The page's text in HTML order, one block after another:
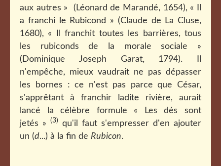
aux autres » (Léonard de Marandé, 1654), « Il
a franchi le Rubicond » (Claude de La Cluse,
1680), « Il franchit toutes les barrières, tous
les rubiconds de la morale sociale »
(Dominique Joseph Garat, 1794). Il
n'empêche, mieux vaudrait ne pas dépasser
les bornes : ce n'est pas parce que César,
s'apprêtant à franchir ladite rivière, aurait
lancé la célèbre formule « Les dés sont
jetés »
(3)
qu'il faut s'empresser d'en ajouter
un (d...) à la fin de Rubicon.